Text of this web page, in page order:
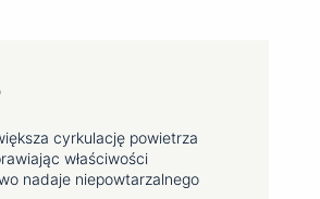
cyrkulację powietrza
właściwości
nadaje niepowtarzalnego